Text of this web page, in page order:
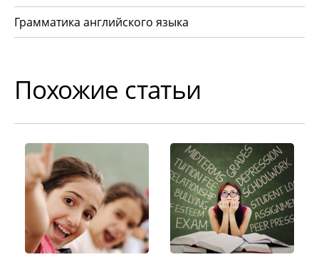
Грамматика английского языка
Похожие статьи